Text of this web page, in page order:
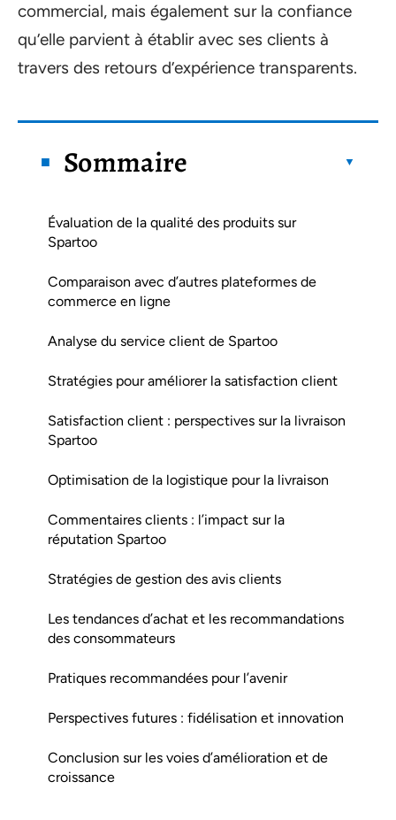
commercial, mais également sur la confiance
qu’elle parvient à établir avec ses clients à
travers des retours d’expérience transparents.
Sommaire
Évaluation de la qualité des produits sur
Spartoo
Comparaison avec d’autres plateformes de
commerce en ligne
Analyse du service client de Spartoo
Stratégies pour améliorer la satisfaction client
Satisfaction client : perspectives sur la livraison
Spartoo
Optimisation de la logistique pour la livraison
Commentaires clients : l’impact sur la
réputation Spartoo
Stratégies de gestion des avis clients
Les tendances d’achat et les recommandations
des consommateurs
Pratiques recommandées pour l’avenir
Perspectives futures : fidélisation et innovation
Conclusion sur les voies d’amélioration et de
croissance